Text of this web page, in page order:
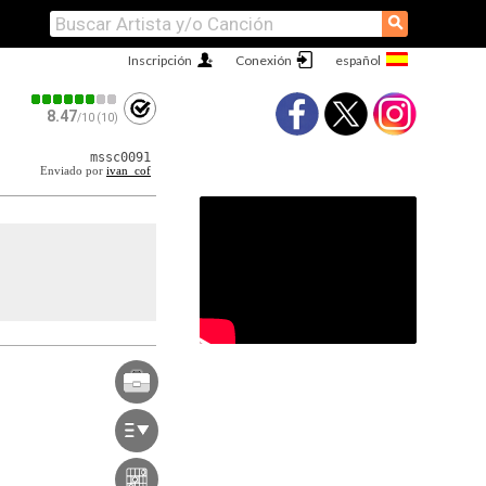
⚲
Conexión
Inscripción
8.47/10 (10)
mssc0091
Enviado por ivan_cof